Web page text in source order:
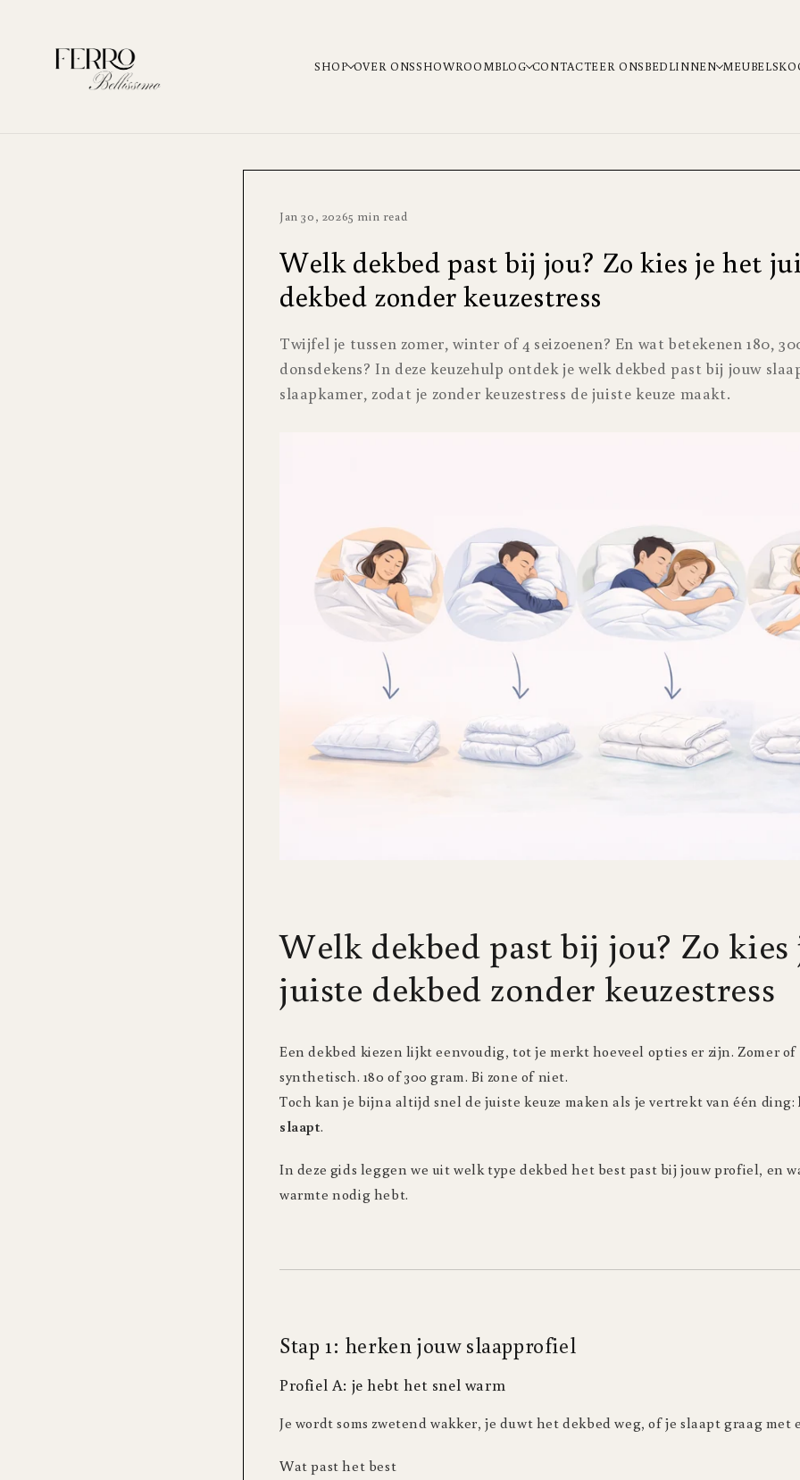
SHOP OVER ONSSHOWROOMBLOG CONTACTEER ONSBEDLINNEN MEUBELS
Jan 30, 20265 min read
Welk dekbed past bij jou? Zo kies je het
dekbed zonder keuzestress
Twijfel je tussen zomer, winter of 4 seizoenen? En wat betekenen 180,
donsdekens? In deze keuzehulp ontdek je welk dekbed past bij jouw
slaapkamer, zodat je zonder keuzestress de juiste keuze maakt.
Welk dekbed past bij jou? Zo kies
juiste dekbed zonder keuzestress
Een dekbed kiezen lijkt eenvoudig, tot je merkt hoeveel opties er zijn. Zomer
synthetisch. 180 of 300 gram. Bi zone of niet.
Toch kan je bijna altijd snel de juiste keuze maken als je vertrekt van één ding:
slaapt.
In deze gids leggen we uit welk type dekbed het best past bij jouw profiel, en
warmte nodig hebt.
Stap 1: herken jouw slaapprofiel
Profiel A: je hebt het snel warm
Je wordt soms zwetend wakker, je duwt het dekbed weg, of je slaapt graag met
Wat past het best